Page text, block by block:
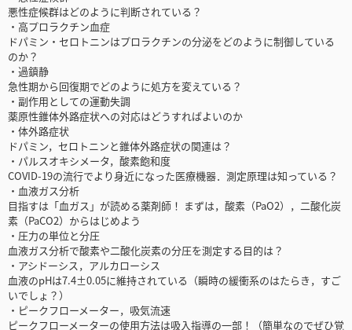
悪性症候群はどのように判断されている？
・高プロラクチン血症
ドパミン・セロトニンはプロラクチンの分泌をどのように制御している
のか？
・過鎮静
急性期から回復期でどのように処方を変えている？
・副作用としての運動失調
薬原性錐体外路症状への対応はどうすればよいのか
・体外路症状
ドパミン，セロトニンと錐体外路症状の関連は？
・パルスオキシメータ，酸素飽和度
COVID-19の流行でより身近になった医療機器．測定原理は知っている？
・血液ガス分析
目指すは「血ガス」が読める薬剤師！ まずは，酸素（PaO2），二酸化炭
素（PaCO2）からはじめよう
・圧力の単位と分圧
血液ガス分析で酸素や二酸化炭素の分圧を測定する目的は？
・アシドーシス，アルカローシス
血液のpHは7.4±0.05に維持されている（瞬時の緩衝系のはたらき，すご
いでしょ？）
・ピークフローメーター，吸気流速
ピークフローメーターの使用方法は吸入指導の一部！（簡単なのでぜひ覚